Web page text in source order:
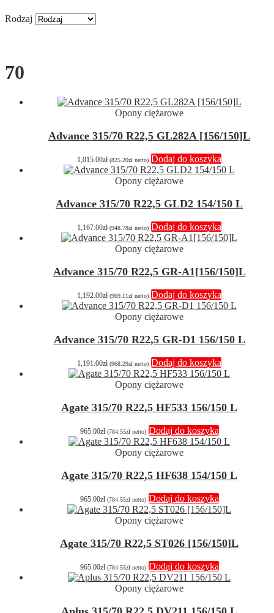
Rodzaj
70
Opony ciężarowe
Advance 315/70 R22,5 GL282A [156/150]L
1,015.00zł (825.20zł netto) Dodaj do koszyka
Opony ciężarowe
Advance 315/70 R22,5 GLD2 154/150 L
1,167.00zł (948.78zł netto) Dodaj do koszyka
Opony ciężarowe
Advance 315/70 R22,5 GR-A1[156/150]L
1,192.00zł (969.11zł netto) Dodaj do koszyka
Opony ciężarowe
Advance 315/70 R22,5 GR-D1 156/150 L
1,191.00zł (968.29zł netto) Dodaj do koszyka
Opony ciężarowe
Agate 315/70 R22,5 HF533 156/150 L
965.00zł (784.55złnetto) Dodaj do koszyka
Opony ciężarowe
Agate 315/70 R22,5 HF638 154/150 L
965.00zł (784.55złnetto) Dodaj do koszyka
Opony ciężarowe
Agate 315/70 R22,5 ST026 [156/150]L
965.00zł (784.55złnetto) Dodaj do koszyka
Opony ciężarowe